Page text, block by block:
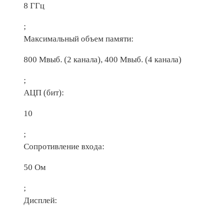
8 ГГц
;
Максимальный объем памяти:
800 Мвыб. (2 канала), 400 Мвыб. (4 канала)
;
АЦП (бит):
10
;
Сопротивление входа:
50 Ом
;
Дисплей: